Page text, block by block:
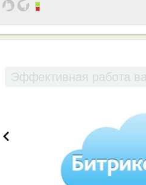
Эффективная работа